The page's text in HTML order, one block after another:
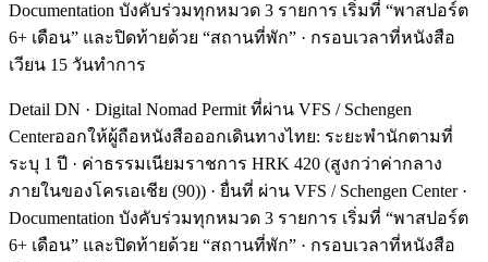
Documentation บังคับร่วมทุกหมวด 3 รายการ เริ่มที่ “พาสปอร์ต
6+ เดือน” และปิดท้ายด้วย “สถานที่พัก” · กรอบเวลาที่หนังสือ
เวียน 15 วันทำการ
Detail DN · Digital Nomad Permit ที่ผ่าน VFS / Schengen
Centerออกให้ผู้ถือหนังสือออกเดินทางไทย: ระยะพำนักตามที่
ระบุ 1 ปี · ค่าธรรมเนียมราชการ HRK 420 (สูงกว่าค่ากลาง
ภายในของโครเอเชีย (90)) · ยื่นที่ ผ่าน VFS / Schengen Center ·
Documentation บังคับร่วมทุกหมวด 3 รายการ เริ่มที่ “พาสปอร์ต
6+ เดือน” และปิดท้ายด้วย “สถานที่พัก” · กรอบเวลาที่หนังสือ